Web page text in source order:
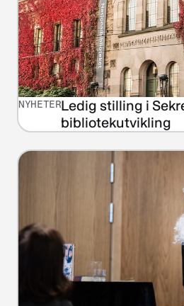
NYHETERLedig stilling i
bibliotekutvikling